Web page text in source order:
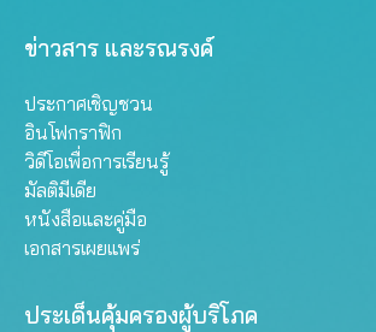
ข่าวสาร และรณรงค์
ประกาศเชิญชวน
อินโฟกราฟิก
วิดีโอเพื่อการเรียนรู้
มัลติมีเดีย
หนังสือและคู่มือ
เอกสารเผยแพร่
ประเด็นคุ้มครองผู้บริโภค